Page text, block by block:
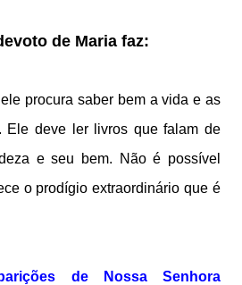
de Maria faz:
procura saber bem a vida e as
Ele deve ler livros que falam de
e seu bem. Não é possível
o prodígio extraordinário que é
de Nossa Senhora